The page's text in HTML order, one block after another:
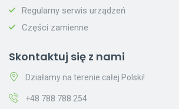
Regularny serwis urządzeń
Części zamienne
Skontaktuj się z nami
Działamy na terenie całej Polski!
+48 788 788 254